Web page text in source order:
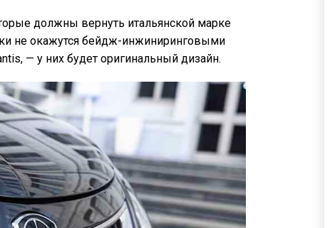
должны вернуть итальянской марке
не окажутся бейдж-инжиниринговыми
— у них будет оригинальный дизайн.